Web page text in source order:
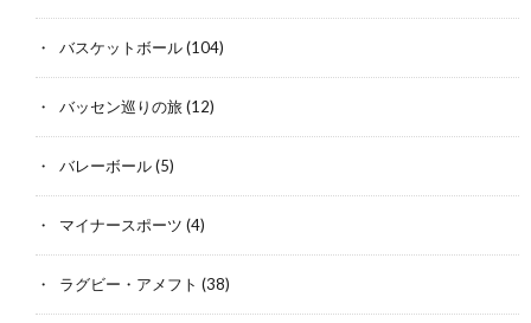
バスケットボール(104)
バッセン巡りの旅(12)
バレーボール(5)
マイナースポーツ (4)
ラグビー・アメフト (38)